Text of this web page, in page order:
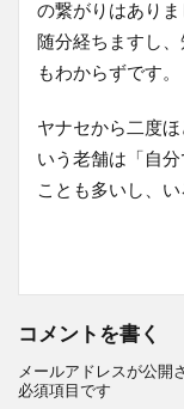
の繋がりはあり
随分経ちますし
もわからずです。
ヤナセから二度
いう老舗は「自
ことも多いし、い
コメントを書く
メールアドレスが公開
必須項目です